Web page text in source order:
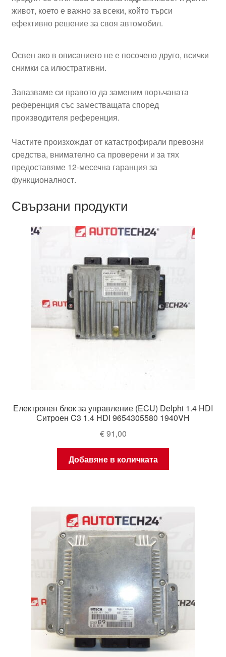
живот, което е важно за всеки, който търси
ефективно решение за своя автомобил.
Освен ако в описанието не е посочено друго, всички
снимки са илюстративни.
Запазваме си правото да заменим поръчаната
референция със заместващата според
производителя референция.
Частите произхождат от катастрофирали превозни
средства, внимателно са проверени и за тях
предоставяме 12-месечна гаранция за
функционалност.
Свързани продукти
Електронен блок за управление (ECU) Delphi 1.4 HDI
Ситроен C3 1.4 HDI 9654305580 1940VH
€91,00
Добавяне в количката